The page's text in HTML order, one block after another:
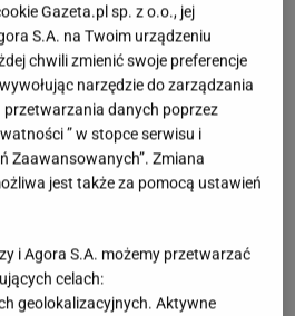
Gazeta.pl sp. z o.o., jej
S.A. na Twoim urządzeniu
chwili zmienić swoje preferencje
narzędzie do zarządzania
danych poprzez
” w stopce serwisu i
Zaawansowanych”. Zmiana
jest także za pomocą ustawień
i Agora S.A. możemy przetwarzać
celach:
geolokalizacyjnych. Aktywne